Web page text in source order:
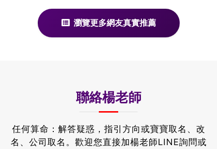
瀏覽更多網友真實推薦
聯絡楊老師
任何算命：解答疑惑，指引方向或寶寶取名、改
名、公司取名。 歡迎您直接加楊老師LINE詢問或